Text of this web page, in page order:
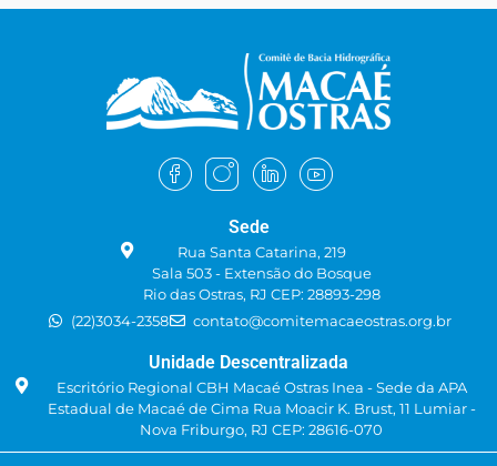
Sede
Rua Santa Catarina, 219
Sala 503 - Extensão do Bosque
Rio das Ostras, RJ CEP: 28893-298
(22)3034-2358
contato@comitemacaeostras.org.br
Unidade Descentralizada
Escritório Regional CBH Macaé Ostras Inea - Sede da APA
Estadual de Macaé de Cima Rua Moacir K. Brust, 11 Lumiar -
Nova Friburgo, RJ CEP: 28616-070